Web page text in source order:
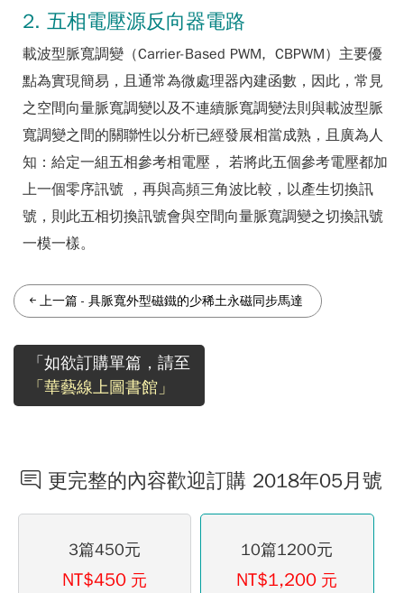
2. 五相電壓源反向器電路
載波型脈寬調變（Carrier-Based PWM, CBPWM）主要優
點為實現簡易，且通常為微處理器內建函數，因此，常見
之空間向量脈寬調變以及不連續脈寬調變法則與載波型脈
寬調變之間的關聯性以分析已經發展相當成熟，且廣為人
知：給定一組五相參考相電壓， 若將此五個參考電壓都加
上一個零序訊號 ，再與高頻三角波比較，以產生切換訊
號，則此五相切換訊號會與空間向量脈寬調變之切換訊號
一模一樣。
上一篇 - 具脈寬外型磁鐵的少稀土永磁同步馬達
「如欲訂購單篇，請至
「華藝線上圖書館」
更完整的內容歡迎訂購 2018年05月號
3篇450元
NT$450 元
10篇1200元
NT$1,200 元